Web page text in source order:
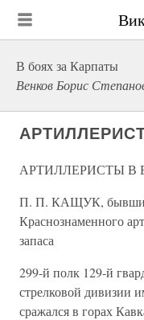
В боях за Карпаты
Венков Борис
АРТИЛЛЕРИСТЫ В
П. П. КАЩУК, бывший
Краснознаменного
запаса
299-й полк 129-й
стрелковой дивизии
сражался в горах